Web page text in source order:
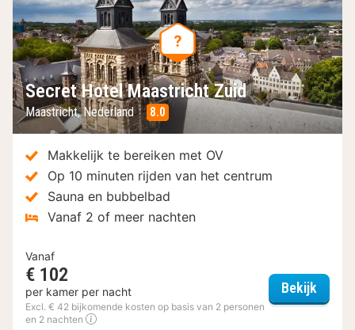
Secret Hotel Maastricht Zuid
Maastricht, Nederland 8.0
Makkelijk te bereiken met OV
Op 10 minuten rijden van het centrum
Sauna en bubbelbad
Vanaf 2 of meer nachten
Vanaf
€ 102
per kamer per nacht
Excl. € 42 bijkomende kosten op basis van 2 personen
en 2 nachten
Bekijk